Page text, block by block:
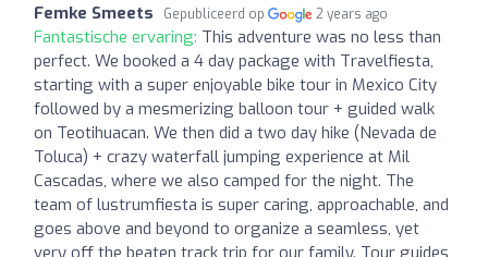
Femke Smeets Gepubliceerd op 2 years ago
Fantastische ervaring: This adventure was no less than
perfect. We booked a 4 day package with Travelfiesta,
starting with a super enjoyable bike tour in Mexico City
followed by a mesmerizing balloon tour + guided walk
on Teotihuacan. We then did a two day hike (Nevada de
Toluca) + crazy waterfall jumping experience at Mil
Cascadas, where we also camped for the night. The
team of lustrumfiesta is super caring, approachable, and
goes above and beyond to organize a seamless, yet
very off the beaten track trip for our family. Tour guides